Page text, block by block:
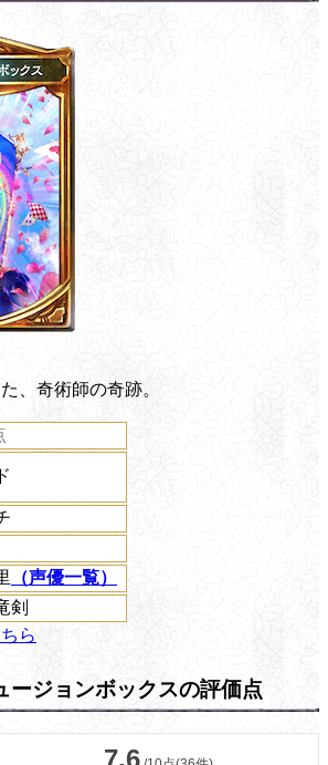
、奇術師の奇跡。
（声優一覧）
剣
ら
ージョンボックスの評価点